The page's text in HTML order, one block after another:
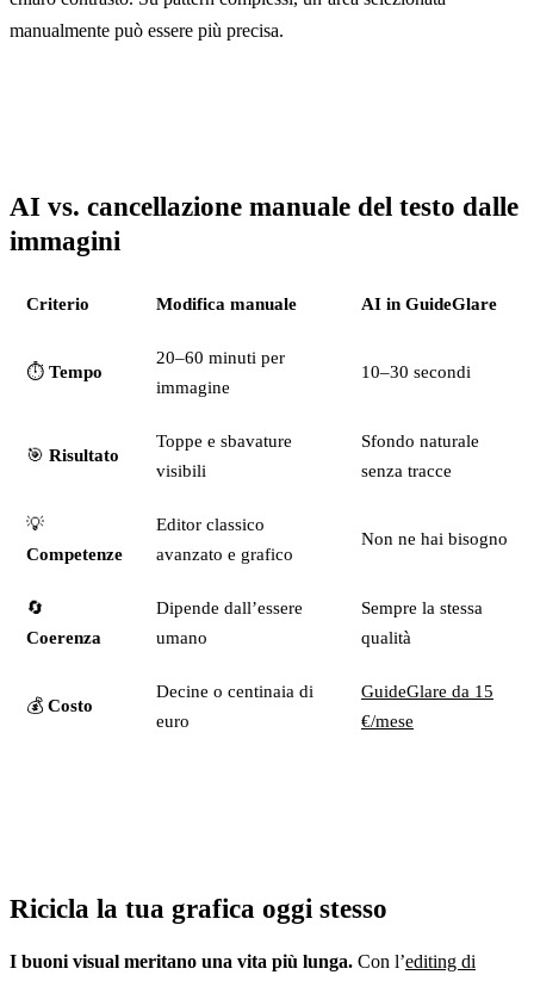
manualmente può essere più precisa.
AI vs. cancellazione manuale del testo dalle
immagini
Criterio Modifica manuale AI in GuideGlare
⏱️ Tempo
20–60 minuti per
immagine
10–30 secondi
🎯 Risultato
Toppe e sbavature
visibili
Sfondo naturale
senza tracce
💡
Competenze
Editor classico
avanzato e grafico
Non ne hai bisogno
🔄
Coerenza
Dipende dall’essere
umano
Sempre la stessa
qualità
💰 Costo
Decine o centinaia di
euro
GuideGlare da 15
€/mese
Ricicla la tua grafica oggi stesso
I buoni visual meritano una vita più lunga. Con l’editing di